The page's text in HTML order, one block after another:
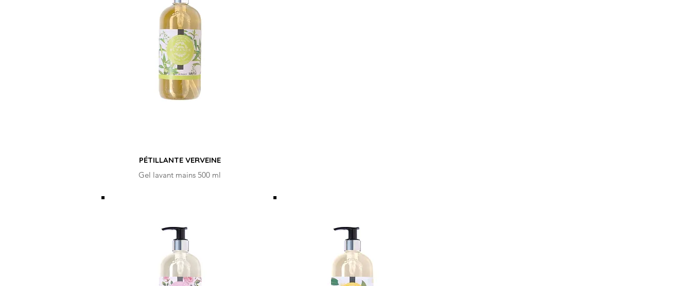
PÉTILLANTE VERVEINE
Gel lavant mains 500 ml